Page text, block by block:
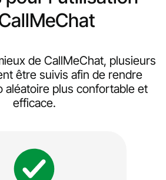
de CallMeChat, plusieurs
être suivis afin de rendre
aléatoire plus confortable et
efficace.